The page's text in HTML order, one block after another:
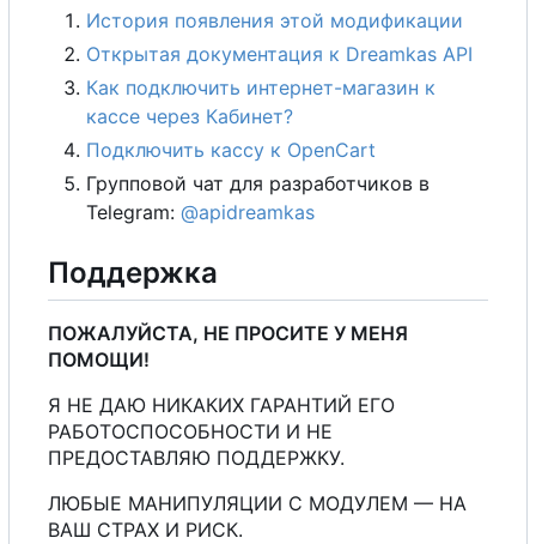
История появления этой модификации
Открытая документация к Dreamkas API
Как подключить интернет-магазин к
кассе через Кабинет?
Подключить кассу к OpenCart
Групповой чат для разработчиков в
Telegram: @apidreamkas
Поддержка
ПОЖАЛУЙСТА, НЕ ПРОСИТЕ У МЕНЯ
ПОМОЩИ!
Я НЕ ДАЮ НИКАКИХ ГАРАНТИЙ ЕГО
РАБОТОСПОСОБНОСТИ И НЕ
ПРЕДОСТАВЛЯЮ ПОДДЕРЖКУ.
ЛЮБЫЕ МАНИПУЛЯЦИИ С МОДУЛЕМ — НА
ВАШ СТРАХ И РИСК.